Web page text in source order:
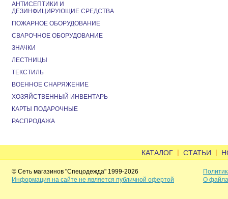
АНТИСЕПТИКИ И
ДЕЗИНФИЦИРУЮЩИЕ СРЕДСТВА
ПОЖАРНОЕ ОБОРУДОВАНИЕ
СВАРОЧНОЕ ОБОРУДОВАНИЕ
ЗНАЧКИ
ЛЕСТНИЦЫ
ТЕКСТИЛЬ
ВОЕННОЕ СНАРЯЖЕНИЕ
ХОЗЯЙСТВЕННЫЙ ИНВЕНТАРЬ
КАРТЫ ПОДАРОЧНЫЕ
РАСПРОДАЖА
КАТАЛОГ | СТАТЬИ |
© Сеть магазинов "Спецодежда" 1999-2026
Информация на сайте не является публичной офертой
О